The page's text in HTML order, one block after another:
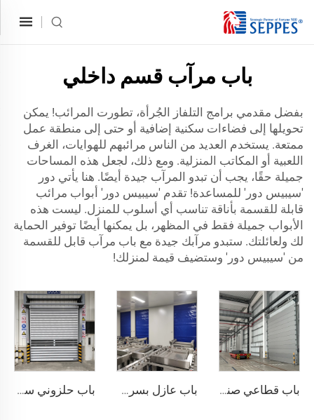
باب مرآب قسم داخلي
بفضل مقدمي برامج التلفاز الجُرأة، تطورت المرائب! يمكن
تحويلها إلى فضاءات سكنية إضافية أو حتى إلى منطقة عمل
ممتعة. يستخدم العديد من الناس مرائبهم للهوايات، الغرف
اللعبية أو المكاتب المنزلية. ومع ذلك، لجعل هذه المساحات
جميلة حقًا، يجب أن تبدو المرآب جيدة أيضًا. هنا يأتي دور
'سيبيس دور' للمساعدة! تقدم 'سيبيس دور' أبواب مرائب
قابلة للقسمة بأناقة تناسب أي أسلوب للمنزل. ليست هذه
الأبواب جميلة فقط في المظهر، بل يمكنها أيضًا توفير الحماية
لك ولعائلتك. ستبدو مرآبك جيدة مع باب مرآب قابل للقسمة
من 'سيبيس دور' وستضيف قيمة لمنزلك!
باب قطاعي صناعي باب عازل بسرعة عالية باب حلزوني سريع